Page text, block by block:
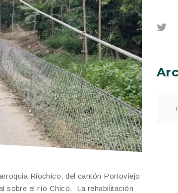
Riochico, del cantón Portoviejo
sobre el río Chico. La rehabilitación